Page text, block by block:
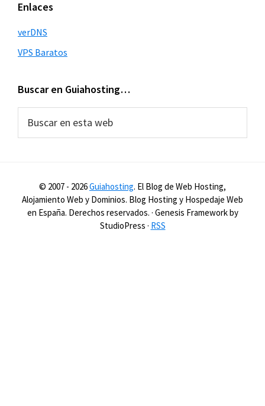
Enlaces
verDNS
VPS Baratos
Buscar en Guiahosting…
© 2007 - 2026Guiahosting. El Blog de Web Hosting,
Alojamiento Web y Dominios. Blog Hosting y Hospedaje Web
en España. Derechos reservados. · Genesis Framework by
StudioPress · RSS